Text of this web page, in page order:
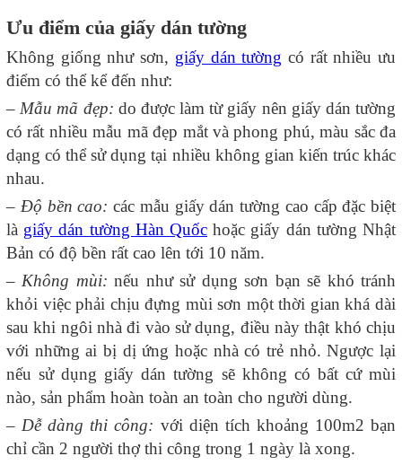
Ưu điểm của giấy dán tường
Không giống như sơn, giấy dán tường có rất nhiều ưu
điểm có thể kể đến như:
– Mẫu mã đẹp: do được làm từ giấy nên giấy dán tường
có rất nhiều mẫu mã đẹp mắt và phong phú, màu sắc đa
dạng có thể sử dụng tại nhiều không gian kiến trúc khác
nhau.
– Độ bền cao: các mẫu giấy dán tường cao cấp đặc biệt
là giấy dán tường Hàn Quốc hoặc giấy dán tường Nhật
Bản có độ bền rất cao lên tới 10 năm.
– Không mùi: nếu như sử dụng sơn bạn sẽ khó tránh
khỏi việc phải chịu đựng mùi sơn một thời gian khá dài
sau khi ngôi nhà đi vào sử dụng, điều này thật khó chịu
với những ai bị dị ứng hoặc nhà có trẻ nhỏ. Ngược lại
nếu sử dụng giấy dán tường sẽ không có bất cứ mùi
nào, sản phẩm hoàn toàn an toàn cho người dùng.
– Dễ dàng thi công: với diện tích khoảng 100m2 bạn
chỉ cần 2 người thợ thi công trong 1 ngày là xong.